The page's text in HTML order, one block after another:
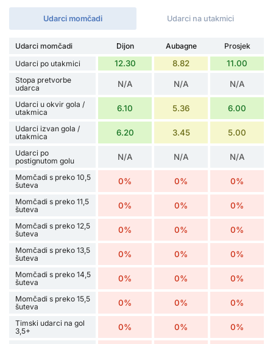
Udarci momčadi Udarci na utakmici
Udarci momčadi Dijon Aubagne
Prosjek
Udarci po utakmici
12.30 8.82 11.00
Stopa pretvorbe
udarca
N/A N/A N/A
Udarci u okvir gola /
utakmica
6.10 5.36 6.00
Udarci izvan gola /
utakmica
6.20 3.45 5.00
Udarci po
postignutom golu
N/A N/A N/A
Momčadi s preko 10,5
šuteva
0% 0% 0%
Momčadi s preko 11,5
šuteva
0% 0% 0%
Momčadi s preko 12,5
šuteva
0% 0% 0%
Momčadi s preko 13,5
šuteva
0% 0% 0%
Momčadi s preko 14,5
šuteva
0% 0% 0%
Momčadi s preko 15,5
šuteva
0% 0% 0%
Timski udarci na gol
3,5+
0% 0% 0%